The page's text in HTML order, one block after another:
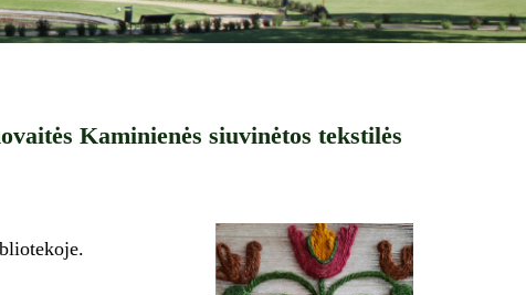
Kaminienės siuvinėtos tekstilės